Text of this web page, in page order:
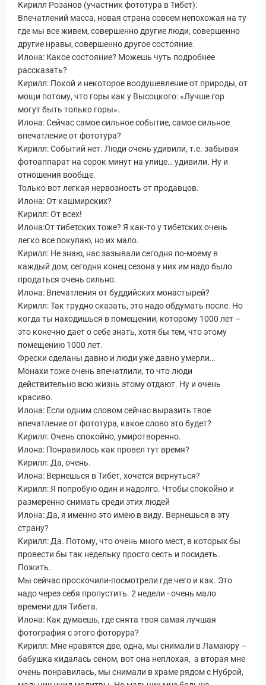
Кирилл Розанов (участник фототура в Тибет):
Впечатлений масса, новая страна совсем непохожая на ту
где мы все живем, совершенно другие люди, совершенно
другие нравы, совершенно другое состояние.
Илона: Какое состояние? Можешь чуть подробнее
рассказать?
Кирилл: Покой и некоторое воодушевление от природы, от
мощи потому, что горы как у Высоцкого: «Лучше гор
могут быть только горы».
Илона: Сейчас самое сильное событие, самое сильное
впечатление от фототура?
Кирилл: Событий нет. Люди очень удивили, т.е. забывая
фотоаппарат на сорок минут на улице… удивили. Ну и
отношения вообще.
Только вот легкая нервозность от продавцов.
Илона: От кашмирских?
Кирилл: От всех!
Илона:От тибетских тоже? Я как-то у тибетских очень
легко все покупаю, но их мало.
Кирилл: Не знаю, нас зазывали сегодня по-моему в
каждый дом, сегодня конец сезона у них им надо было
продаться очень сильно.
Илона: Впечатления от буддийских монастырей?
Кирилл: Так трудно сказать, это надо обдумать после. Но
когда ты находишься в помещении, которому 1000 лет –
это конечно дает о себе знать, хотя бы тем, что этому
помещению 1000 лет.
Фрески сделаны давно и люди уже давно умерли…
Монахи тоже очень впечатлили, то что люди
действительно всю жизнь этому отдают. Ну и очень
красиво.
Илона: Если одним словом сейчас выразить твое
впечатление от фототура, какое слово это будет?
Кирилл: Очень спокойно, умиротворенно.
Илона: Понравилось как провел тут время?
Кирилл: Да, очень.
Илона: Вернешься в Тибет, хочется вернуться?
Кирилл: Я попробую один и надолго. Чтобы спокойно и
размеренно снимать среди этих людей
Илона: Да, я именно это имею в виду. Вернешься в эту
страну?
Кирилл: Да. Потому, что очень много мест, в которых бы
провести бы так недельку просто сесть и посидеть.
Пожить.
Мы сейчас проскочили-посмотрели где чего и как. Это
надо через себя пропустить. 2 недели - очень мало
времени для Тибета.
Илона: Как думаешь, где снята твоя самая лучшая
фотография с этого фоторура?
Кирилл: Мне нравятся две, одна, мы снимали в Ламаюру –
бабушка кидалась сеном, вот она неплохая, а вторая мне
очень понравилась, мы снимали в храме рядом с Нуброй,